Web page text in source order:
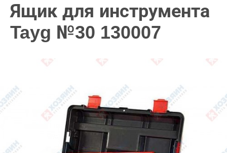
Ящик для инструмента
Tayg №30 130007